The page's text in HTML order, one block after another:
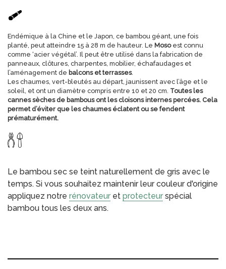
Endémique à la Chine et le Japon, ce bambou géant, une fois
planté, peut atteindre 15 à 28 m de hauteur. Le Mosoest connu
comme ‘acier végétal’. Il peut être utilisé dans la fabrication de
panneaux, clôtures, charpentes, mobilier, échafaudages et
l’aménagement de balcons et terrasses.
Les chaumes, vert-bleutés au départ, jaunissent avec l’âge et le
soleil, et ont un diamètre compris entre 10 et 20 cm. Toutes les
cannes sèches de bambous ont les cloisons internes percées. Cela
permet d’éviter que les chaumes éclatent ou se fendent
prématurément.
Le bambou sec se teint naturellement de gris avec le
temps. Si vous souhaitez maintenir leur couleur d'origine
appliquez notre rénovateur et protecteur spécial
bambou tous les deux ans.